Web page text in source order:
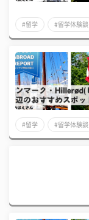
#留学 #留学体験談
#留学 #留学体験談